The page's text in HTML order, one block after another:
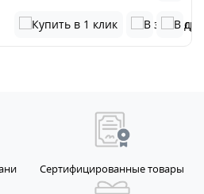
Сертифицированные товары